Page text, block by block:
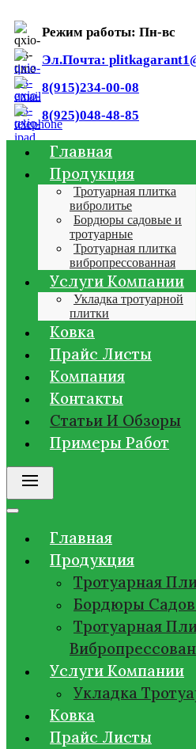
Режим работы: Пн-вс
Эл.Почта:
8(915)234-00-08
8(925)048-48-85
Главная
Продукция
Тротуарная плитка
вибролитье
Бордюры садовые и
тротуарные
Тротуарная плитка
вибропрессованная
Услуги Компании
Укладка тротуарной
плитки
Ковка
Прайс Листы
Компания
Контакты
Статьи И Обзоры
Примеры Работ
Главная
Продукция
Тротуарная
Бордюры
Тротуарная
Услуги Компании
Укладка
Ковка
Прайс Листы